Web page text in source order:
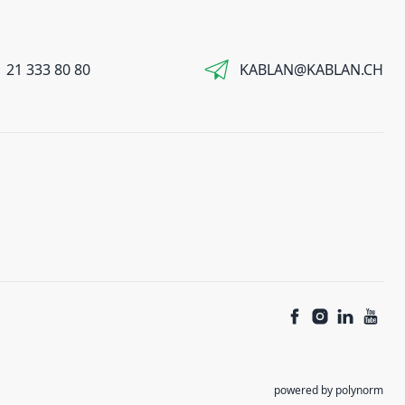
21 333 80 80 KABLAN@KABLAN.CH
powered by polynorm